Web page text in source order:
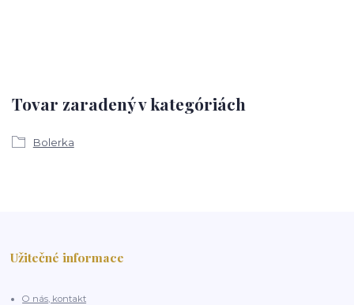
Tovar zaradený v kategóriách
Bolerka
Užitečné informace
O nás, kontakt